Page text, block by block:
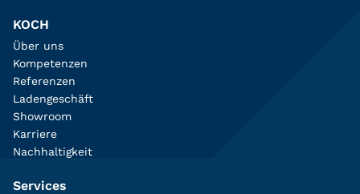
KOCH
Über uns
Kompetenzen
Referenzen
Ladengeschäft
Showroom
Karriere
Nachhaltigkeit
Services